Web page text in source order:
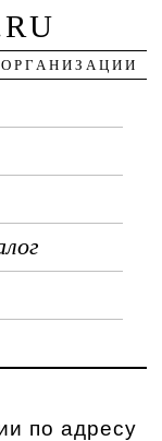
по адресу